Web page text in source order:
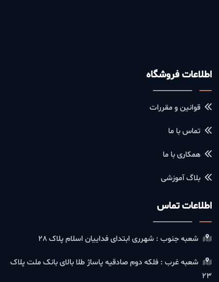
اطلاعات فروشگاه
قوانین و مقررات
تماس با ما
همکاری با ما
بلاگ آموزشی
اطلاعات تماس
شعبه جنوب : شهرری ابتدای فداییان اسلام پلاک 28
شعبه غرب : فلکه دوم صادقیه پاساژ طلا بالای بانک ملت پلاک
23